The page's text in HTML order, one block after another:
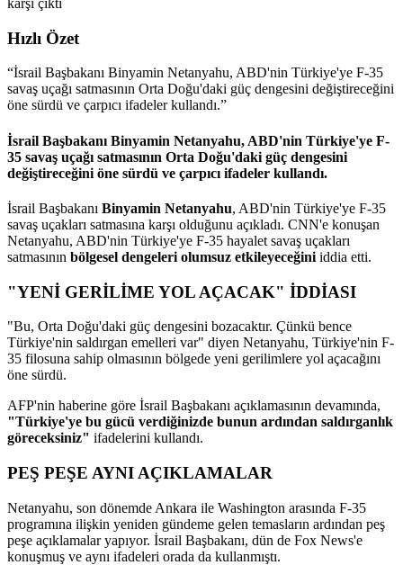
Hızlı Özet
“İsrail Başbakanı Binyamin Netanyahu, ABD'nin Türkiye'ye F-35
savaş uçağı satmasının Orta Doğu'daki güç dengesini değiştireceğini
öne sürdü ve çarpıcı ifadeler kullandı.”
İsrail Başbakanı Binyamin Netanyahu, ABD'nin Türkiye'ye F-
35 savaş uçağı satmasının Orta Doğu'daki güç dengesini
değiştireceğini öne sürdü ve çarpıcı ifadeler kullandı.
İsrail Başbakanı Binyamin Netanyahu, ABD'nin Türkiye'ye F-35
savaş uçakları satmasına karşı olduğunu açıkladı. CNN'e konuşan
Netanyahu, ABD'nin Türkiye'ye F-35 hayalet savaş uçakları
satmasının bölgesel dengeleri olumsuz etkileyeceğini iddia etti.
"YENİ GERİLİME YOL AÇACAK" İDDİASI
"Bu, Orta Doğu'daki güç dengesini bozacaktır. Çünkü bence
Türkiye'nin saldırgan emelleri var" diyen Netanyahu, Türkiye'nin F-
35 filosuna sahip olmasının bölgede yeni gerilimlere yol açacağını
öne sürdü.
AFP'nin haberine göre İsrail Başbakanı açıklamasının devamında,
"Türkiye'ye bu gücü verdiğinizde bunun ardından saldırganlık
göreceksiniz" ifadelerini kullandı.
PEŞ PEŞE AYNI AÇIKLAMALAR
Netanyahu, son dönemde Ankara ile Washington arasında F-35
programına ilişkin yeniden gündeme gelen temasların ardından peş
peşe açıklamalar yapıyor. İsrail Başbakanı, dün de Fox News'e
konuşmuş ve aynı ifadeleri orada da kullanmıştı.